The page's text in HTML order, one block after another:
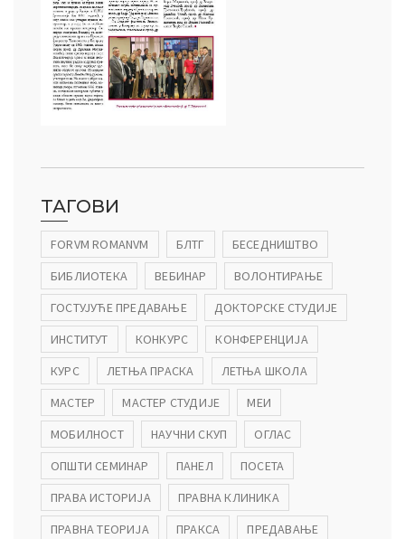
ТАГОВИ
FORVM ROMANVM БЛТГ
БЕСЕДНИШТВО
БИБЛИОТЕКА
ВЕБИНАР
ВОЛОНТИРАЊЕ
ГОСТУЈУЋЕ ПРЕДАВАЊЕ
ДОКТОРСКЕ СТУДИЈЕ
ИНСТИТУТ
КОНКУРС
КОНФЕРЕНЦИЈА
КУРС
ЛЕТЊА ПРАСКА
ЛЕТЊА ШКОЛА
МАСТЕР
МАСТЕР СТУДИЈЕ
МЕИ
МОБИЛНОСТ
НАУЧНИ СКУП
ОГЛАС
ОПШТИ СЕМИНАР
ПАНЕЛ
ПОСЕТА
ПРАВА ИСТОРИЈА
ПРАВНА КЛИНИКА
ПРАВНА ТЕОРИЈА
ПРАКСА
ПРЕДАВАЊЕ